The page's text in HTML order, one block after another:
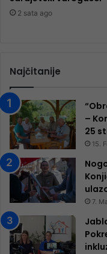
2 sata ago
Najčitanije
–
25
15.
7.